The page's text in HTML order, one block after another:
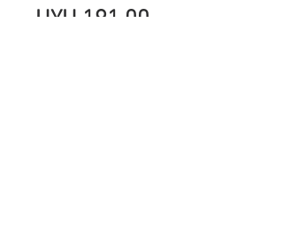
UYU 191.00